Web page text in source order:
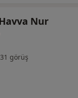
Nur
31 görüş